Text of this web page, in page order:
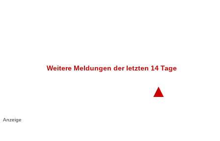
Weitere Meldungen der letzten 14 Tage
▲
Anzeige